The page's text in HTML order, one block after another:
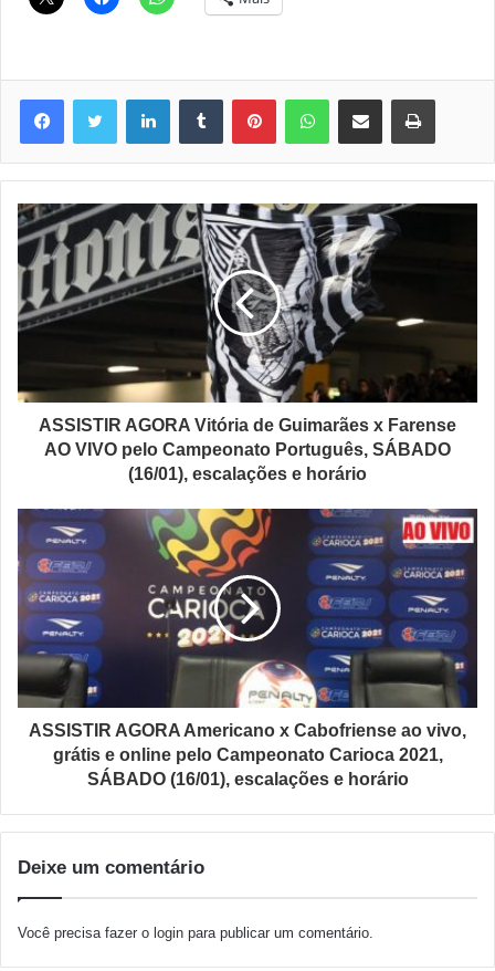
LinkedinTumblr PinterestWhatsAppCompartilhar via e-mail Imprimir
ASSISTIR AGORA Vitória de Guimarães x Farense
AO VIVO pelo Campeonato Português, SÁBADO
(16/01), escalações e horário
ASSISTIR AGORA Americano x Cabofriense ao vivo,
grátis e online pelo Campeonato Carioca 2021,
SÁBADO (16/01), escalações e horário
Deixe um comentário
Você precisa fazer o login para publicar um comentário.